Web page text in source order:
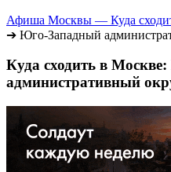
Афиша Москвы — Куда
➔ Юго-Западный
Куда сходить в
административный